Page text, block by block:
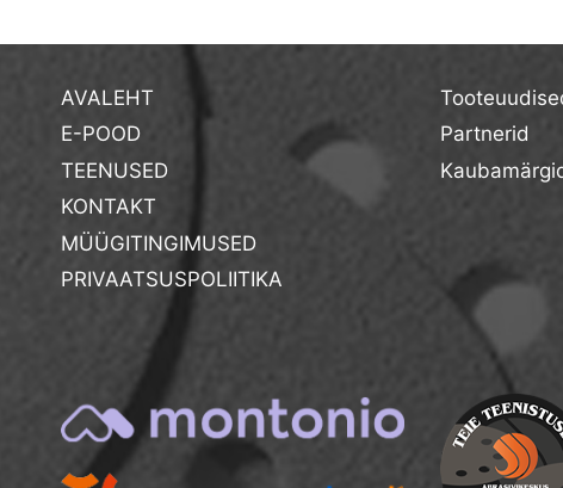
AVALEHT
E-POOD
TEENUSED
KONTAKT
MÜÜGITINGIMUSED
PRIVAATSUSPOLIITIKA
Partnerid